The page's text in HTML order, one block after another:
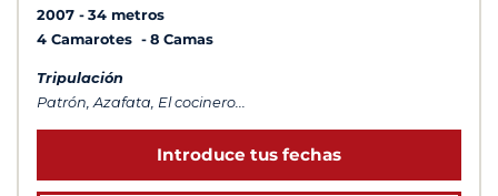
2007
34 metros
4 Camarotes
8 Camas
Tripulación
Patrón, Azafata, El cocinero...
Introduce tus fechas